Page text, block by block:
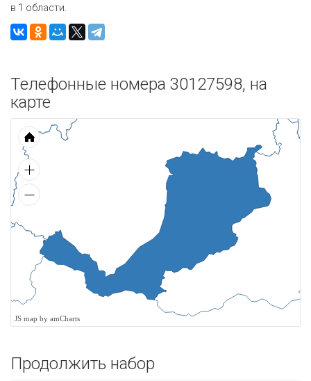
в 1 области.
Телефонные номера 30127598, на
карте
JS map by amCharts
Продолжить набор